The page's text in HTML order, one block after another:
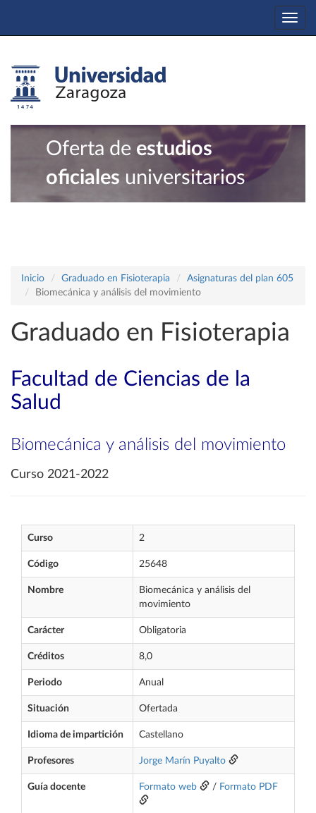
Oferta de estudios
oficiales universitarios
Inicio Graduado en Fisioterapia
Asignaturas del plan 605
Biomecánica y análisis del movimiento
Graduado en Fisioterapia
Facultad de Ciencias de la
Salud
Biomecánica y análisis del movimiento
Curso 2021-2022
Curso 2
Código 25648
Nombre
Biomecánica y análisis del
movimiento
Carácter Obligatoria
Créditos 8,0
Periodo Anual
Situación Ofertada
Idioma de impartición Castellano
Profesores Jorge Marín Puyalto
Guía docente Formato web / Formato PDF